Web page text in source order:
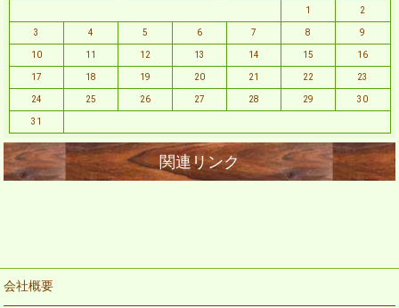
1 2
3 4 5 6 7 8 9
10 11 12 13 14 15 16
17 18 19 20 21 22 23
24 25 26 27 28 29 30
31
会社概要